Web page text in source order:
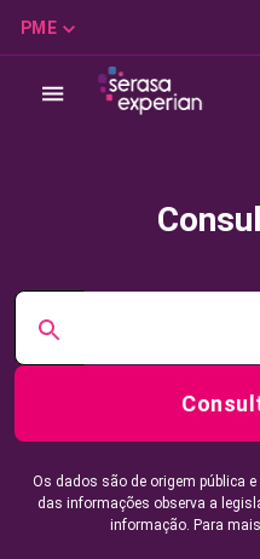
PME
Os dados são de origem pública
das informações observa a
informação. Para